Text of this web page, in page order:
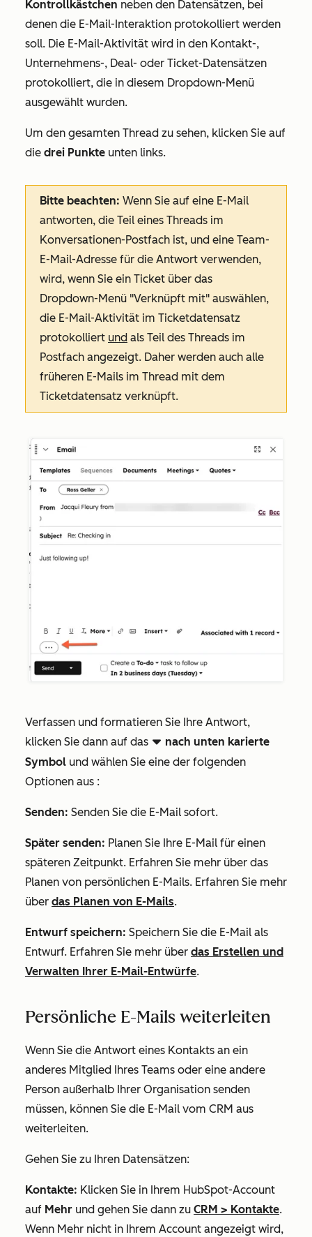
Kontrollkästchen neben den Datensätzen, bei
denen die E-Mail-Interaktion protokolliert werden
soll. Die E-Mail-Aktivität wird in den Kontakt-,
Unternehmens-, Deal- oder Ticket-Datensätzen
protokolliert, die in diesem Dropdown-Menü
ausgewählt wurden.
Um den gesamten Thread zu sehen, klicken Sie auf
die drei Punkte unten links.
Bitte beachten: Wenn Sie auf eine E-Mail
antworten, die Teil eines Threads im
Konversationen-Postfach ist, und eine Team-
E-Mail-Adresse für die Antwort verwenden,
wird, wenn Sie ein Ticket über das
Dropdown-Menü "Verknüpft mit" auswählen,
die E-Mail-Aktivität im Ticketdatensatz
protokolliert und als Teil des Threads im
Postfach angezeigt. Daher werden auch alle
früheren E-Mails im Thread mit dem
Ticketdatensatz verknüpft.
Verfassen und formatieren Sie Ihre Antwort,
klicken Sie dann auf das downCarat dowdodo nach unten karierte
Symbol und wählen Sie eine der folgenden
Optionen aus :
Senden: Senden Sie die E-Mail sofort.
Später senden: Planen Sie Ihre E-Mail für einen
späteren Zeitpunkt. Erfahren Sie mehr über das
Planen von persönlichen E-Mails. Erfahren Sie mehr
über das Planen von E-Mails.
Entwurf speichern: Speichern Sie die E-Mail als
Entwurf. Erfahren Sie mehr über das Erstellen und
Verwalten Ihrer E-Mail-Entwürfe.
Persönliche E-Mails weiterleiten
Wenn Sie die Antwort eines Kontakts an ein
anderes Mitglied Ihres Teams oder eine andere
Person außerhalb Ihrer Organisation senden
müssen, können Sie die E-Mail vom CRM aus
weiterleiten.
Gehen Sie zu Ihren Datensätzen:
Kontakte: Klicken Sie in Ihrem HubSpot-Account
auf Mehr und gehen Sie dann zu CRM > Kontakte.
Wenn Mehr nicht in Ihrem Account angezeigt wird,